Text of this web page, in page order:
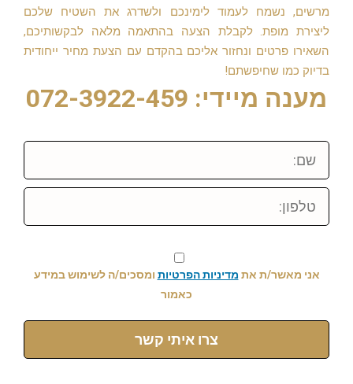
מרשים, נשמח לעמוד לימינכם ולשדרג את השטיח שלכם
ליצירת מופת. לקבלת הצעה בהתאמה מלאה לבקשותיכם,
השאירו פרטים ונחזור אליכם בהקדם עם הצעת מחיר ייחודית
בדיוק כמו שחיפשתם!
מענה מיידי: 072-3922-459
שם:
טלפון:
אני מאשר/ת את מדיניות הפרטיות ומסכים/ה לשימוש במידע
כאמור
צרו איתי קשר